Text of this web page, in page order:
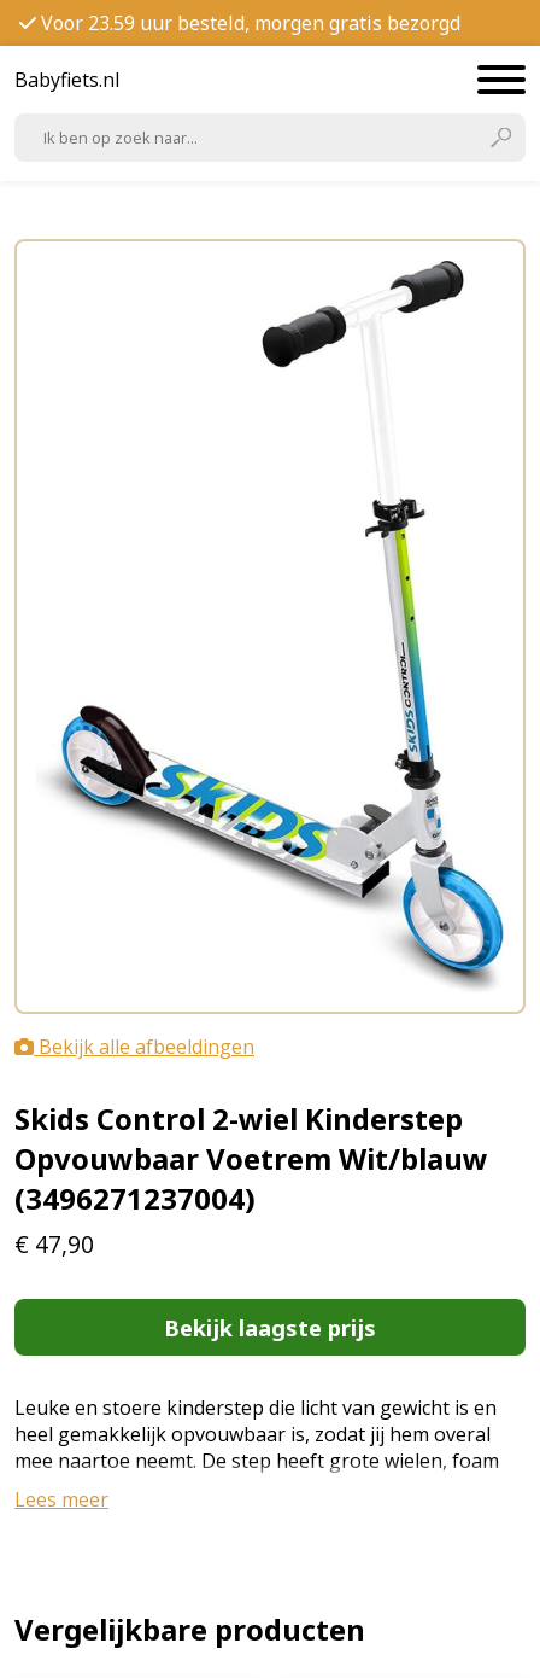
Voor 23.59 uur besteld, morgen gratis bezorgd
Babyfiets.nl
Bekijk alle afbeeldingen
Skids Control 2-wiel Kinderstep
Opvouwbaar Voetrem Wit/blauw
(3496271237004)
€ 47,90
Bekijk laagste prijs
Leuke en stoere kinderstep die licht van gewicht is en
heel gemakkelijk opvouwbaar is, zodat jij hem overal
mee naartoe neemt. De step heeft grote wielen, foam
handvatten en een stuur dat in hoogte verstelbaar is.
Ook heeft de step een voetrem op het achterwiel die
polyurethaan Breedte stuur: 33 cm Totale hoogte: 80 cm
Wielen: 145 mm Lagers: ABEC-5 lagers Rem: voetrem
Lees meer
Vergelijkbare producten